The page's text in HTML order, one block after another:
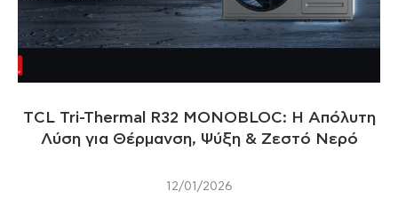
TCL Tri-Thermal R32 MONOBLOC: Η Απόλυτη
Λύση για Θέρμανση, Ψύξη & Ζεστό Νερό
12/01/2026